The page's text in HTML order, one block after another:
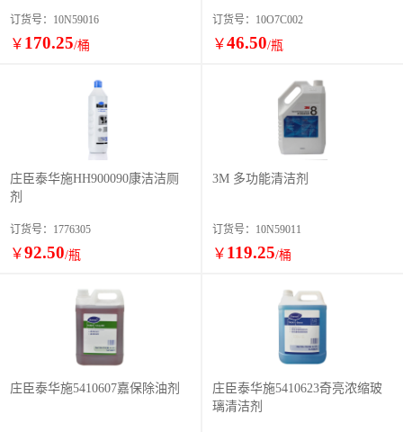
订货号：10N59016
￥ 170.25/桶
订货号：10O7C002
￥46.50/瓶
庄臣泰华施HH900090康洁洁厕
剂
订货号：1776305
￥92.50/瓶
3M 多功能清洁剂
订货号：10N59011
￥ 119.25/桶
庄臣泰华施5410607嘉保除油剂
庄臣泰华施5410623奇亮浓缩玻
璃清洁剂